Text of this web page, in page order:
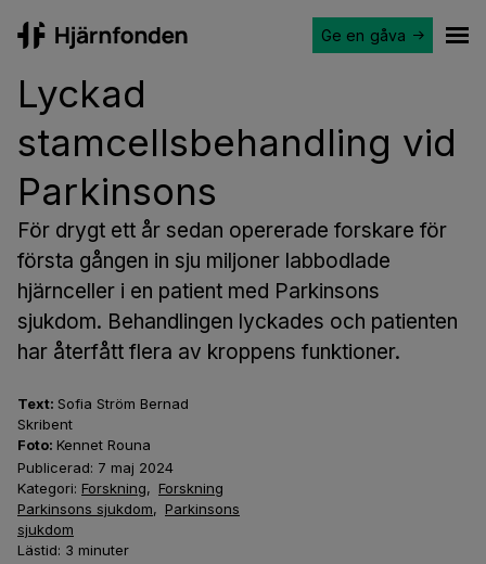
Ge en gåva
Text: Sofia Ström Bernad
Skribent
Foto: Kennet Rouna
Publicerad: 7 maj 2024
Kategori: Forskning, Forskning
Parkinsons sjukdom, Parkinsons
sjukdom
Lästid: 3 minuter
Lyckad
stamcellsbehandling vid
Parkinsons
För drygt ett år sedan opererade forskare för
första gången in sju miljoner labbodlade
hjärnceller i en patient med Parkinsons
sjukdom. Behandlingen lyckades och patienten
har återfått flera av kroppens funktioner.